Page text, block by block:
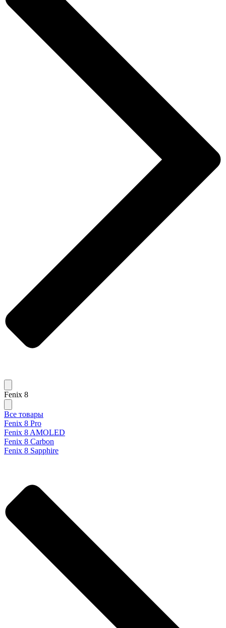
Fenix 8
Все товары
Fenix 8 Pro
Fenix 8 AMOLED
Fenix 8 Carbon
Fenix 8 Sapphire